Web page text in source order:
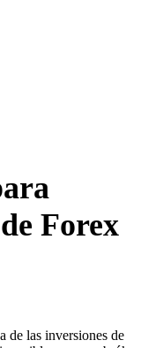
Forex
de las inversiones de